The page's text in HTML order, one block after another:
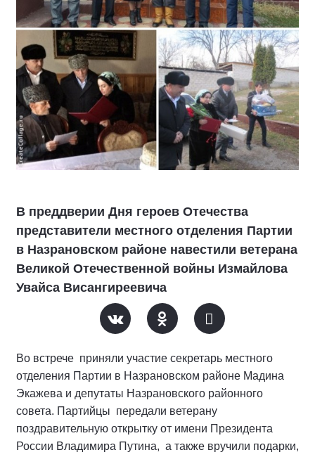
В преддверии Дня героев Отечества
представители местного отделения Партии
в Назрановском районе навестили ветерана
Великой Отечественной войны Измайлова
Увайса Висангиреевича
Во встрече приняли участие секретарь местного
отделения Партии в Назрановском районе Мадина
Экажева и депутаты Назрановского районного
совета. Партийцы передали ветерану
поздравительную открытку от имени Президента
России Владимира Путина, а также вручили подарки,